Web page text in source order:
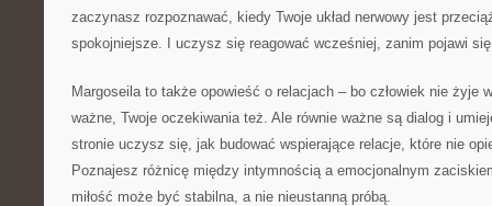
zaczynasz rozpoznawać, kiedy Twoje układ nerwowy jest
spokojniejsze. I uczysz się reagować wcześniej, zanim pojawi
Margoseila to także opowieść o relacjach – bo człowiek nie żyje
ważne, Twoje oczekiwania też. Ale równie ważne są dialog i
stronie uczysz się, jak budować wspierające relacje, które nie
Poznajesz różnicę między intymnością a emocjonalnym
miłość może być stabilna, a nie nieustanną próbą.